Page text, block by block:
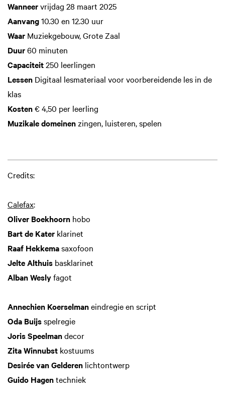
Wanneervrijdag 28 maart 2025
Aanvang10.30 en 12.30 uur
Waar Muziekgebouw, Grote Zaal
Duur60 minuten
Capaciteit250 leerlingen
Lessen Digitaal lesmateriaal voor voorbereidende les in de
klas
Kosten€ 4,50 per leerling
Muzikale domeinenzingen, luisteren, spelen
Credits:
Calefax:
Oliver Boekhoorn hobo
Bart de Kater klarinet
Raaf Hekkemasaxofoon
Jelte Althuis basklarinet
Alban Weslyfagot
Annechien Koerselmaneindregie en script
Oda Buijsspelregie
Joris Speelmandecor
Zita Winnubst kostuums
Desirée van Gelderen lichtontwerp
Guido Hagentechniek